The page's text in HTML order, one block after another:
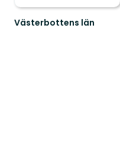
Västerbottens län